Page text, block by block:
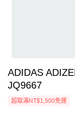
ADIDAS
JQ9667
超取滿NT$1,500免運